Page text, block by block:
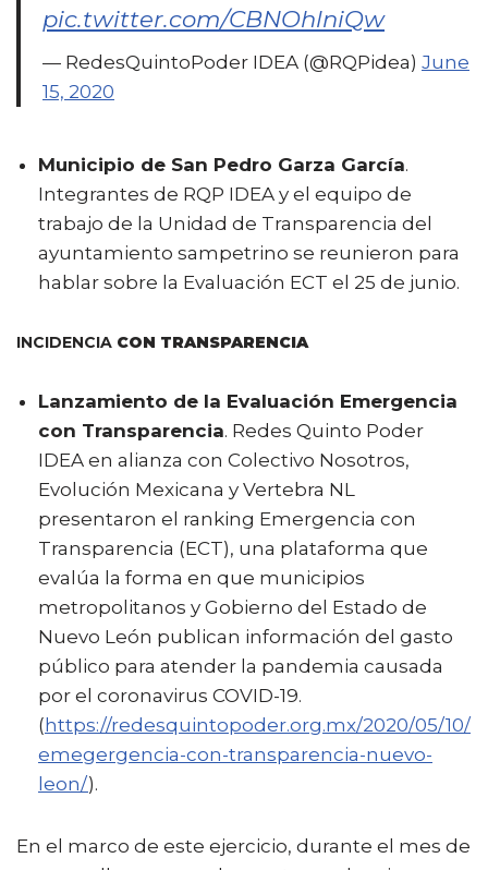
pic.twitter.com/CBNOhlniQw
— RedesQuintoPoder IDEA (@RQPidea) June
15, 2020
Municipio de San Pedro Garza García.
Integrantes de RQP IDEA y el equipo de
trabajo de la Unidad de Transparencia del
ayuntamiento sampetrino se reunieron para
hablar sobre la Evaluación ECT el 25 de junio.
INCIDENCIA CON TRANSPARENCIA
Lanzamiento de la Evaluación Emergencia
con Transparencia. Redes Quinto Poder
IDEA en alianza con Colectivo Nosotros,
Evolución Mexicana y Vertebra NL
presentaron el ranking Emergencia con
Transparencia (ECT), una plataforma que
evalúa la forma en que municipios
metropolitanos y Gobierno del Estado de
Nuevo León publican información del gasto
público para atender la pandemia causada
por el coronavirus COVID-19.
( https://redesquintopoder.org.mx/2020/05/10/
emegergencia-con-transparencia-nuevo-
leon/).
En el marco de este ejercicio, durante el mes de